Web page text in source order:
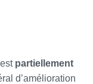
partiellement
d’amélioration